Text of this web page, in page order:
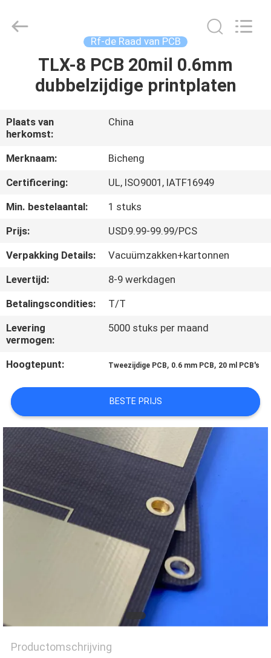
VIDEO'S
OVER
ONS
FABRIEKSTOCHT
KWALITEITSCONTROLE
CONTACT
MET
OP
NIEUWS
GEVALLEN
SITEMAP
PRIVACYBELEID
Technology
Rf-de Raad van PCB
TLX-8 PCB 20mil 0.6mm
dubbelzijdige printplaten
Plaats van
herkomst:
China
Merknaam:
Bicheng
Certificering:
UL, ISO9001, IATF16949
Min. bestelaantal:
1 stuks
Prijs:
USD9.99-99.99/PCS
Verpakking Details:
Vacuümzakken+kartonnen
Levertijd:
8-9 werkdagen
Betalingscondities:
T/T
Levering
vermogen:
5000 stuks per maand
Hoogtepunt: Tweezijdige PCB, 0.6 mm PCB, 20 ml PCB's
BESTE PRIJS
Productomschrijving